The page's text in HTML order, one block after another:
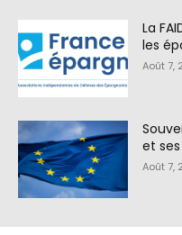
La
les
Août 7,
et
Août 7,